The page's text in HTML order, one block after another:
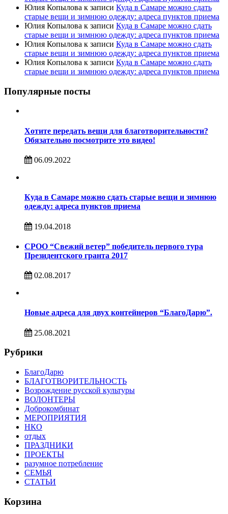
Юлия Копылова к записи Куда в Самаре можно сдать
старые вещи и зимнюю одежду: адреса пунктов приема
Юлия Копылова к записи Куда в Самаре можно сдать
старые вещи и зимнюю одежду: адреса пунктов приема
Юлия Копылова к записи Куда в Самаре можно сдать
старые вещи и зимнюю одежду: адреса пунктов приема
Юлия Копылова к записи Куда в Самаре можно сдать
старые вещи и зимнюю одежду: адреса пунктов приема
Популярные посты
Хотите передать вещи для благотворительности?
Обязательно посмотрите это видео!
06.09.2022
Куда в Самаре можно сдать старые вещи и зимнюю
одежду: адреса пунктов приема
19.04.2018
СРОО “Свежий ветер” победитель первого тура
Президентского гранта 2017
02.08.2017
Новые адреса для двух контейнеров “БлагоДарю”.
25.08.2021
Рубрики
БлагоДарю
БЛАГОТВОРИТЕЛЬНОСТЬ
Возрождение русской культуры
ВОЛОНТЕРЫ
Доброкомбинат
МЕРОПРИЯТИЯ
НКО
отдых
ПРАЗДНИКИ
ПРОЕКТЫ
разумное потребление
СЕМЬЯ
СТАТЬИ
Корзина